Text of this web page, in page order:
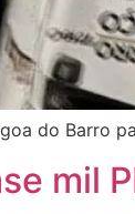
do Barro
mil